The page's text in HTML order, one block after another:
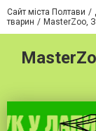
Сайт міста Полтави
тварин
MasterZoo,